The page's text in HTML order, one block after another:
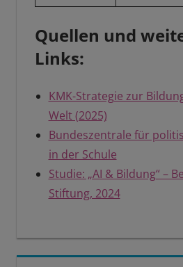
Quellen und
Links:
KMK-Strategie zur
Welt (2025)
Bundeszentrale für
in der Schule
Studie: „AI & Bildung“ –
Stiftung, 2024